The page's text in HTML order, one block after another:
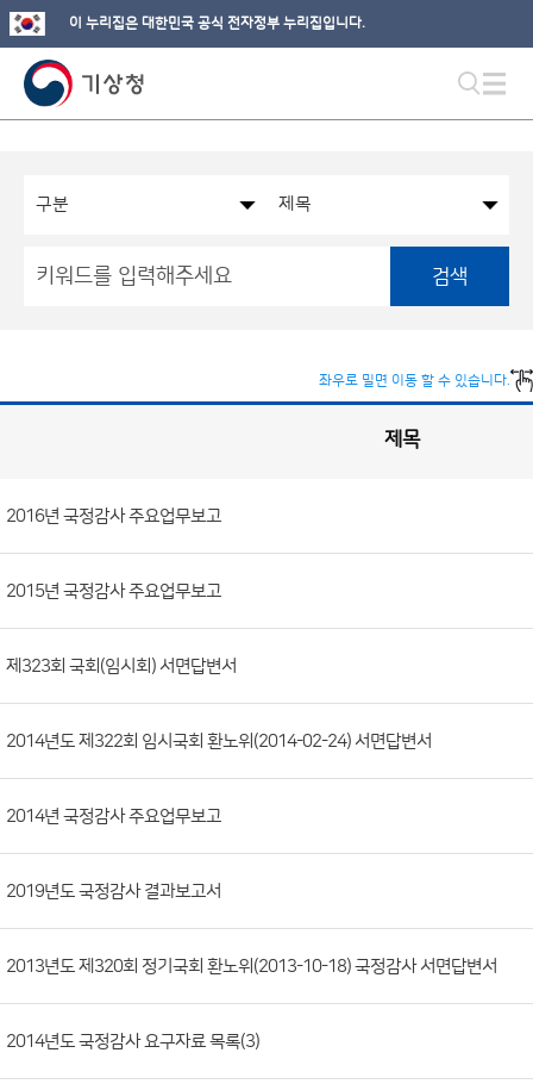
이 누리집은 대한민국 공식 전자정부 누리집입니다.
검색
좌우로 밀면 이동 할 수 있습니다.
보
공
개
게
록
호,
분
류,
제
목,
부
서,
첨
부
파
록
제목
2016년 국정감사 주요업무보고
2015년 국정감사 주요업무보고
제323회 국회(임시회) 서면답변서
2014년도 제322회 임시국회 환노위(2014-02-24) 서면답변서
2014년 국정감사 주요업무보고
2019년도 국정감사 결과보고서
2013년도 제320회 정기국회 환노위(2013-10-18) 국정감사 서면답변서
2014년도 국정감사 요구자료 목록(3)